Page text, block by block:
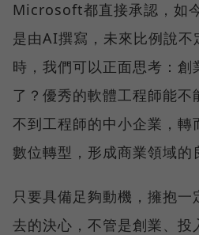
Microsoft都直接承認，如
是由AI撰寫，未來比例說不
時，我們可以正面思考：創
了？優秀的軟體工程師能不
不到工程師的中小企業，轉
數位轉型，形成商業領域的
只要具備足夠動機，擁抱
去的決心，不管是創業、投